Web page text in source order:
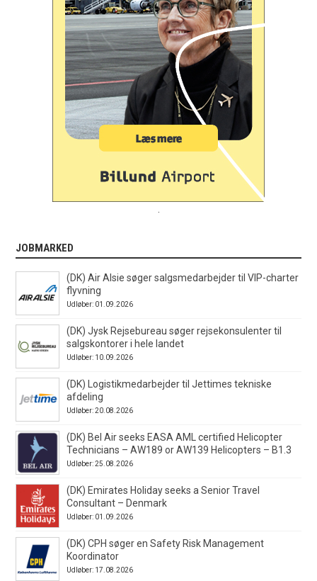
.
JOBMARKED
(DK) Air Alsie søger salgsmedarbejder til VIP-charter
flyvning
Udløber: 01.09.2026
(DK) Jysk Rejsebureau søger rejsekonsulenter til
salgskontorer i hele landet
Udløber: 10.09.2026
(DK) Logistikmedarbejder til Jettimes tekniske
afdeling
Udløber: 20.08.2026
(DK) Bel Air seeks EASA AML certified Helicopter
Technicians – AW189 or AW139 Helicopters – B1.3
Udløber: 25.08.2026
(DK) Emirates Holiday seeks a Senior Travel
Consultant – Denmark
Udløber: 01.09.2026
(DK) CPH søger en Safety Risk Management
Koordinator
Udløber: 17.08.2026